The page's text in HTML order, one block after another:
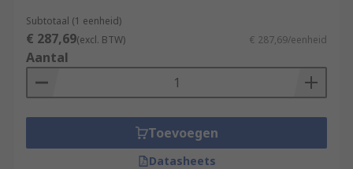
Subtotaal (1 eenheid)
€ 287,69(excl. BTW) € 287,69/eenheid
Aantal
Toevoegen
Datasheets